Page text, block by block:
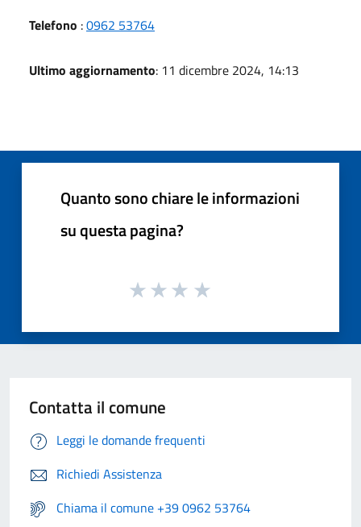
Telefono :0962 53764
Ultimo aggiornamento: 11 dicembre 2024, 14:13
Quanto sono chiare le informazioni
su questa pagina?
Contatta il comune
Leggi le domande frequenti
Richiedi Assistenza
Chiama il comune +39 0962 53764